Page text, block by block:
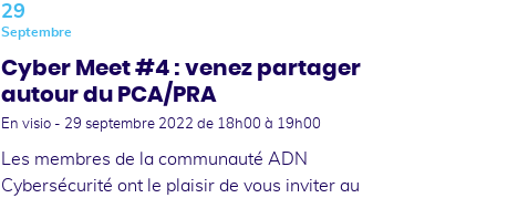
29
Septembre
Cyber Meet #4 : venez partager
autour du PCA/PRA
En visio - 29 septembre 2022 de 18h00 à 19h00
Les membres de la communauté ADN
Cybersécurité ont le plaisir de vous inviter au